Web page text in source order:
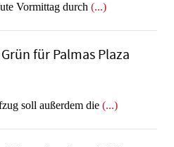
Vormittag durch (...)
für Palmas Plaza
soll außerdem die (...)